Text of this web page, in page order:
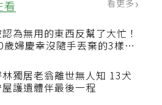
看
認為無用的東西反幫了大忙！
50歲婦慶幸沒隨手丟棄的3樣物
林獨居老翁離世無人知 13犬
守屋護遺體伴最後一程